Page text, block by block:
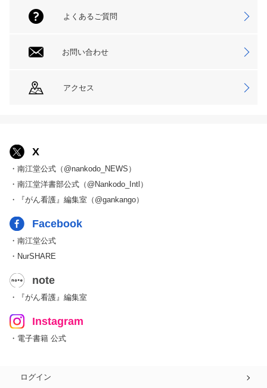
よくあるご質問
お問い合わせ
アクセス
X
・南江堂公式（@nankodo_NEWS）
・南江堂洋書部公式（@Nankodo_Intl）
・『がん看護』編集室（@gankango）
Facebook
・南江堂公式
・NurSHARE
note
・『がん看護』編集室
Instagram
・電子書籍 公式
ログイン